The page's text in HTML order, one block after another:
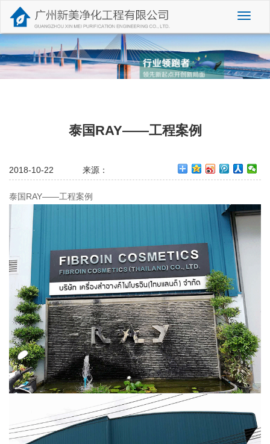
切
导
航
泰国RAY——工程案例
2018-10-22 来源：
泰国RAY——工程案例